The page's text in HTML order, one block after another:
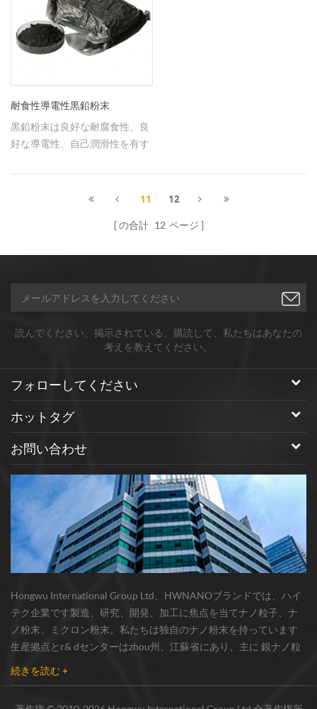
耐食性導電性黒鉛粉末
黒鉛粉末は良好な耐腐食性、良
好な導電性、自己潤滑性を有す
11 12
の合計 12 ページ
読んでください、掲示されている、購読して、私たちはあなたの
考えを教えてください。
フォローしてください
ホットタグ
お問い合わせ
Hongwu International Group Ltd、HWNANOブランドでは、ハイ
テク企業です製造、研究、開発、加工に焦点を当てナノ粒子、ナ
ノ粉末、ミクロン粉末。私たちは独自のナノ粉末を持っています
生産拠点とr& dセンターはzhou州、江蘇省にあり、主に 銀ナノ粒
子 、 銅ナノ粒子 、 炭化ケイ素ウィスカー/粉末 、 カーボンナノチ
ューブ 、 グラフェン 、 酸化アルミニウムナノ粒子 、 窒化ケイ素
続きを読む +